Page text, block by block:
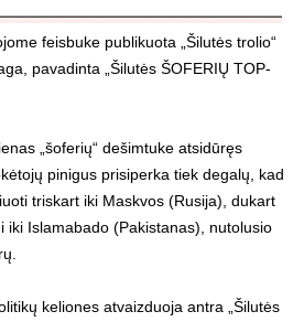
feisbuke publikuota „Šilutės trolio“
pavadinta „Šilutės ŠOFERIŲ TOP-
„šoferių“ dešimtuke atsidūręs
pinigus prisiperka tiek degalų, kad
triskart iki Maskvos (Rusija), dukart
iki Islamabado (Pakistanas), nutolusio
keliones atvaizduoja antra „Šilutės